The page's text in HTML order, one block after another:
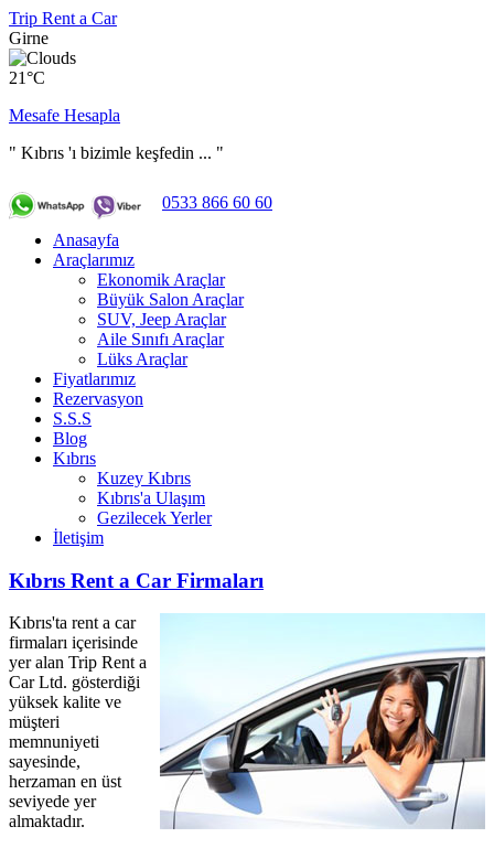
Trip Rent a Car
Girne
21°C
Mesafe Hesapla
" Kıbrıs 'ı bizimle keşfedin ... "
0533 866 60 60
Anasayfa
Araçlarımız
Ekonomik Araçlar
Büyük Salon Araçlar
SUV, Jeep Araçlar
Aile Sınıfı Araçlar
Lüks Araçlar
Fiyatlarımız
Rezervasyon
S.S.S
Blog
Kıbrıs
Kuzey Kıbrıs
Kıbrıs'a Ulaşım
Gezilecek Yerler
İletişim
Kıbrıs Rent a Car Firmaları
Kıbrıs'ta rent a car
firmaları içerisinde
yer alan Trip Rent a
Car Ltd. gösterdiği
yüksek kalite ve
müşteri
memnuniyeti
sayesinde,
herzaman en üst
seviyede yer
almaktadır.